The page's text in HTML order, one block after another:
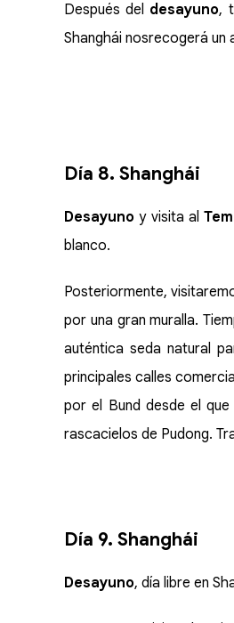
Después del desayuno,
Shanghái nosrecogerá un
Día 8. Shanghái
Desayunoy visita al
blanco.
Posteriormente,
por una gran muralla.
auténtica seda natural
principales calles
por el Bund desde el
rascacielos de Pudong.
Día 9. Shanghái
Desayuno, día libre en